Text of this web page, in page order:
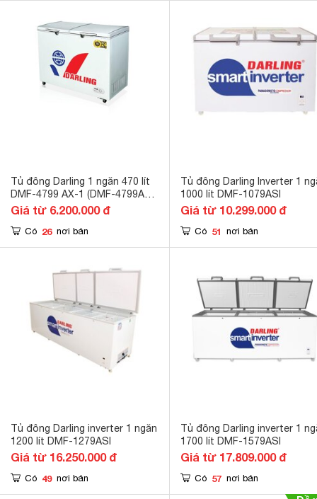
Tủ đông Darling 1 ngăn 470 lít
DMF-4799 AX-1 (DMF-4799AX-
1)
Giá từ 6.200.000 đ
Có 26 nơi bán
Tủ đông Darling Inverter 1
1000 lít DMF-1079ASI
Giá từ 10.299.000 đ
Có 51 nơi bán
Tủ đông Darling inverter 1 ngăn
1200 lít DMF-1279ASI
Giá từ 16.250.000 đ
Có 49 nơi bán
Tủ đông Darling inverter 1
1700 lít DMF-1579ASI
Giá từ 17.809.000 đ
Có 57 nơi bán